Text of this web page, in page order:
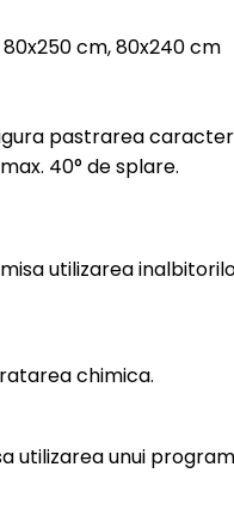
80x250 cm, 80x240 cm
pastrarea
40° de splare.
utilizarea
chimica.
utilizarea unui